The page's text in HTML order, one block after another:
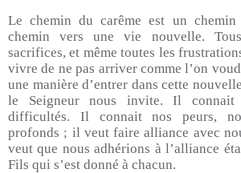
Le chemin du carême est un
chemin vers une vie nouvelle.
sacrifices, et même toutes les
vivre de ne pas arriver comme l’on
une manière d’entrer dans cette
le Seigneur nous invite. Il connait
difficultés. Il connait nos peurs,
profonds ; il veut faire alliance avec
veut que nous adhérions à l’alliance
Fils qui s’est donné à chacun.